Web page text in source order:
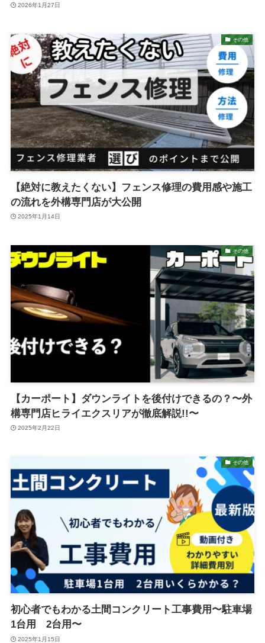
2026年1月27日
その他
【絶対に教えたくない】フェンス修理の費用感や施工
の流れを外構専門店が大公開
2025年1月14日
その他
【カーポート】ダウンライトを後付けできるの？〜外
構専門店ヒライエクスリアが徹底解説!!〜
2025年2月22日
その他
初心者でもわかる土間コンクリート工事費用〜駐車場
1台用 2台用〜
2025年1月15日